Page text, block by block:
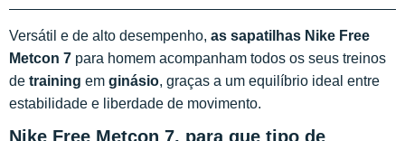
Versátil e de alto desempenho, as sapatilhas Nike Free
Metcon 7 para homem acompanham todos os seus treinos
de training em ginásio, graças a um equilíbrio ideal entre
estabilidade e liberdade de movimento.
Nike Free Metcon 7, para que tipo de